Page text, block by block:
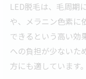
LED脱毛は、毛周期
や、メラニン色素に
できるという高い効
への負担が少ないた
方にも適しています。